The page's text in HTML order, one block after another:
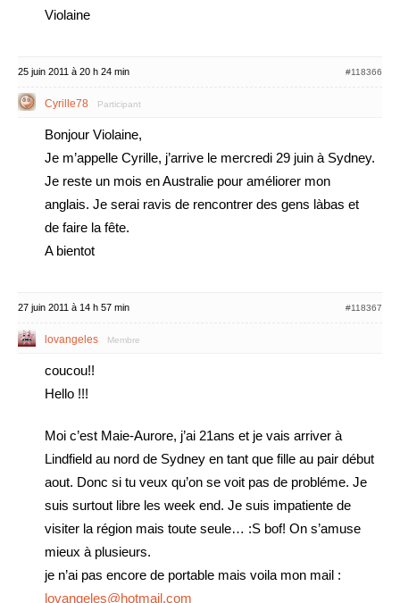
Violaine
25 juin 2011 à 20 h 24 min #118366
Cyrille78 Participant
Bonjour Violaine,
Je m’appelle Cyrille, j’arrive le mercredi 29 juin à Sydney.
Je reste un mois en Australie pour améliorer mon
anglais. Je serai ravis de rencontrer des gens làbas et
de faire la fête.
A bientot
27 juin 2011 à 14 h 57 min #118367
lovangeles Membre
coucou!!
Hello !!!
Moi c’est Maie-Aurore, j’ai 21ans et je vais arriver à
Lindfield au nord de Sydney en tant que fille au pair début
aout. Donc si tu veux qu’on se voit pas de probléme. Je
suis surtout libre les week end. Je suis impatiente de
visiter la région mais toute seule… :S bof! On s’amuse
mieux à plusieurs.
je n’ai pas encore de portable mais voila mon mail :
lovangeles@hotmail.com